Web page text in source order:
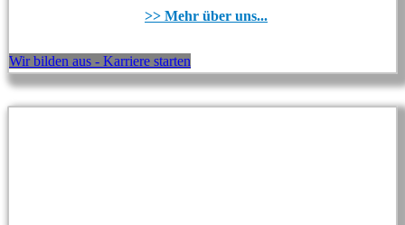
>> Mehr über uns...
Wir bilden aus - Karriere starten